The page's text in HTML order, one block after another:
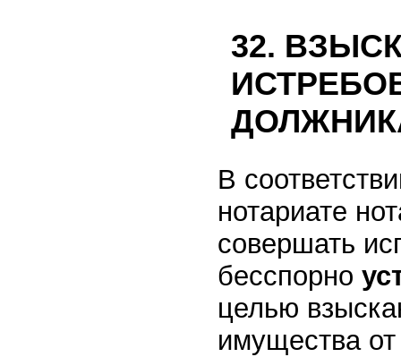
32.
В
нотариате
совершать
бесспорно
целью
имущества